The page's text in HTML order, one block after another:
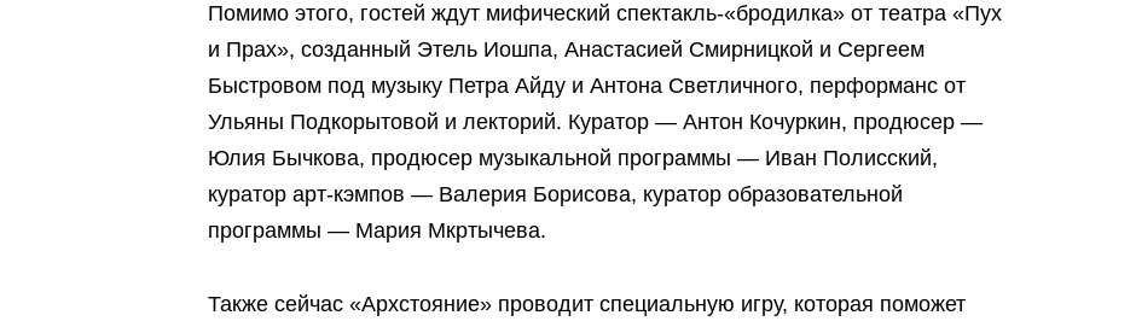
Помимо этого, гостей ждут мифический спектакль-«бродилка» от театра «Пух
и Прах», созданный Этель Иошпа, Анастасией Смирницкой и Сергеем
Быстровом под музыку Петра Айду и Антона Светличного, перформанс от
Ульяны Подкорытовой и лекторий. Куратор — Антон Кочуркин, продюсер —
Юлия Бычкова, продюсер музыкальной программы — Иван Полисский,
куратор арт-кэмпов — Валерия Борисова, куратор образовательной
программы — Мария Мкртычева.
Также сейчас «Архстояние» проводит специальную игру, которая поможет